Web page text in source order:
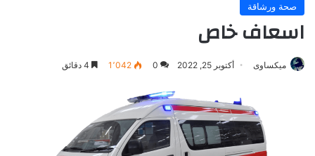
صحة ورشاقة
اسعاف خاص
ميكساوى أكتوبر 25, 2022 0 1٬042